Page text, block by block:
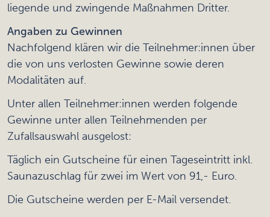
liegende und zwingende Maßnahmen Dritter.
Angaben zu Gewinnen
Nachfolgend klären wir die Teilnehmer:innen über
die von uns verlosten Gewinne sowie deren
Modalitäten auf.
Unter allen Teilnehmer:innen werden folgende
Gewinne unter allen Teilnehmenden per
Zufallsauswahl ausgelost:
Täglich ein Gutscheine für einen Tageseintritt inkl.
Saunazuschlag für zwei im Wert von 91,- Euro.
Die Gutscheine werden per E-Mail versendet.